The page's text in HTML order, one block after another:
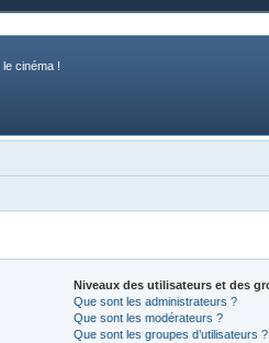
cinéma !
Niveaux des utilisateurs et des
Que sont les administrateurs ?
Que sont les modérateurs ?
Que sont les groupes d’utilisateurs ?